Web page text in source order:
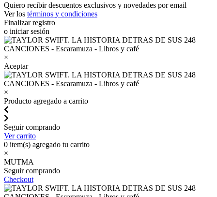
Quiero recibir descuentos exclusivos y novedades por email
Ver los términos y condiciones
Finalizar registro
o iniciar sesión
×
Aceptar
×
Producto agregado a carrito
Seguir comprando
Ver carrito
0 item(s) agregado tu carrito
×
MUTMA
Seguir comprando
Checkout